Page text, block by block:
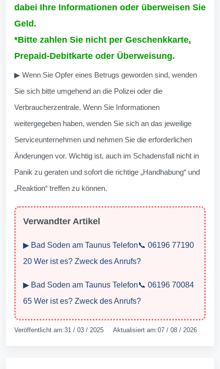
dabei Ihre Informationen oder überweisen Sie
Geld.
*Bitte zahlen Sie nicht per Geschenkkarte,
Prepaid-Debitkarte oder Überweisung.
▶ Wenn Sie Opfer eines Betrugs geworden sind, wenden
Sie sich bitte umgehend an die Polizei oder die
Verbraucherzentrale. Wenn Sie Informationen
weitergegeben haben, wenden Sie sich an das jeweilige
Serviceunternehmen und nehmen Sie die erforderlichen
Änderungen vor. Wichtig ist, auch im Schadensfall nicht in
Panik zu geraten und sofort die richtige „Handhabung“ und
„Reaktion“ treffen zu können.
Verwandter Artikel
▶ Bad Soden am Taunus Telefon📞 06196 77190
20 Wer ist es? Zweck des Anrufs?
▶ Bad Soden am Taunus Telefon📞 06196 70084
65 Wer ist es? Zweck des Anrufs?
Veröffentlicht am:31 / 03 / 2025 Aktualisiert am:07 / 08 / 2026